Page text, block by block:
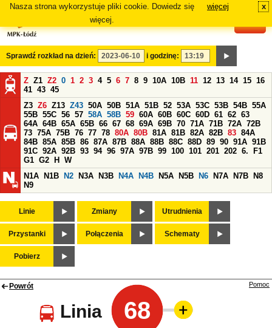
Nasza strona wykorzystuje pliki cookie. Dowiedz się
więcej.
więcej x
Sprawdź rozkład na dzień: i godzinę:
Z Z1 Z2 0 1 2 3 4 5 6 7 8 9 10A 10B 11 12 13 14 15 16
41 43 45
Z3 Z6 Z13 Z43 50A 50B 51A 51B 52 53A 53C 53B 54B 55A
55B 55C 56 57 58A 58B 59 60A 60B 60C 60D 61 62 63
64A 64B 65A 65B 66 67 68 69A 69B 70 71A 71B 72A 72B
73 75A 75B 76 77 78 80A 80B 81A 81B 82A 82B 83 84A
84B 85A 85B 86 87A 87B 88A 88B 88C 88D 89 90 91A 91B
91C 92A 92B 93 94 96 97A 97B 99 100 101 201 202 6.
F1
G1 G2 H
W
N1A
N1B N2 N3A N3B N4A N4B N5A N5B N6 N7A N7B
N8
N9
Linie Zmiany Utrudnienia
Przystanki Połączenia Schematy
Pobierz
Powrót
Linia 68
Pomoc